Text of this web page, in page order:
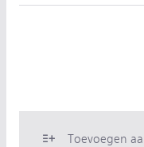
Toevoegen